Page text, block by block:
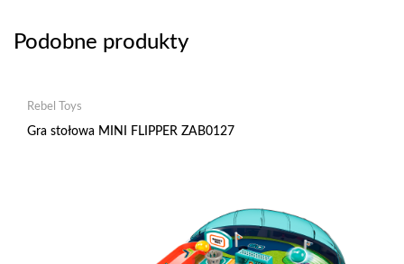
Podobne produkty
Rebel Toys
Gra stołowa MINI FLIPPER ZAB0127